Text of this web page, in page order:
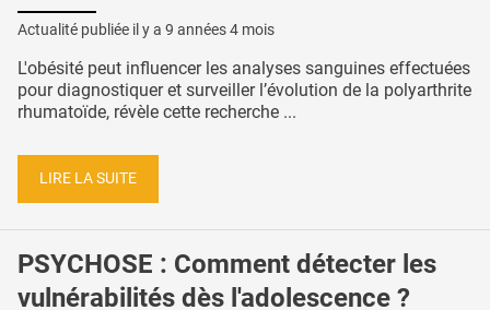
Actualité publiée il y a 9 années 4 mois
L'obésité peut influencer les analyses sanguines effectuées
pour diagnostiquer et surveiller l’évolution de la polyarthrite
rhumatoïde, révèle cette recherche ...
LIRE LA SUITE
PSYCHOSE : Comment détecter les
vulnérabilités dès l'adolescence ?